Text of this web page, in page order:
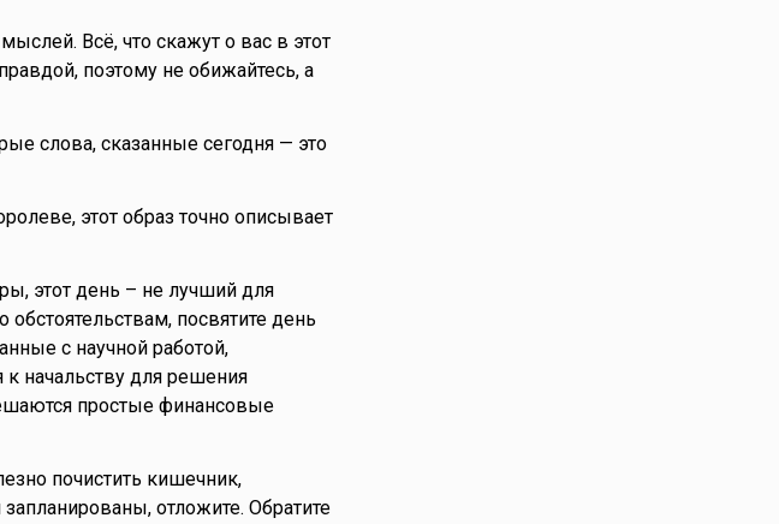
Всё, что скажут о вас в этот
поэтому не обижайтесь, а
слова, сказанные сегодня — это
этот образ точно описывает
этот день – не лучший для
посвятите день
с научной работой,
начальству для решения
простые финансовые
почистить кишечник,
отложите. Обратите